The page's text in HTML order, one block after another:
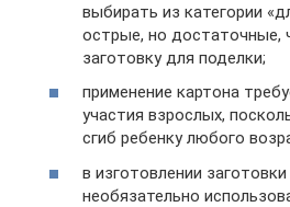
выбирать из категории
острые, но достаточные,
заготовку для поделки;
применение картона
участия взрослых,
сгиб ребенку любого
в изготовлении
необязательно